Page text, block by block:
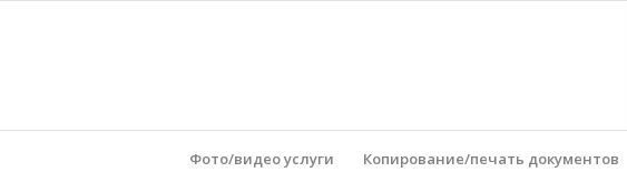
Фото/видео услуги Копирование/печать документов